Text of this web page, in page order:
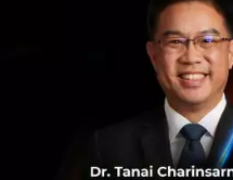
311